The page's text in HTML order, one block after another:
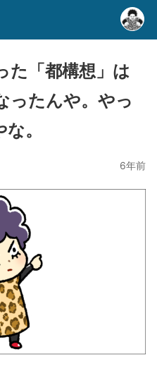
た「都構想」は
ったんや。やっ
。
6年前